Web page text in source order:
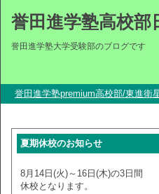
誉田進学塾高校部
誉田進学塾大学受験部のブログです
誉田進学塾premium高校部/東進衛
夏期休校のお知らせ
8月14日(火)～16日(木)の3日間
休校となります。